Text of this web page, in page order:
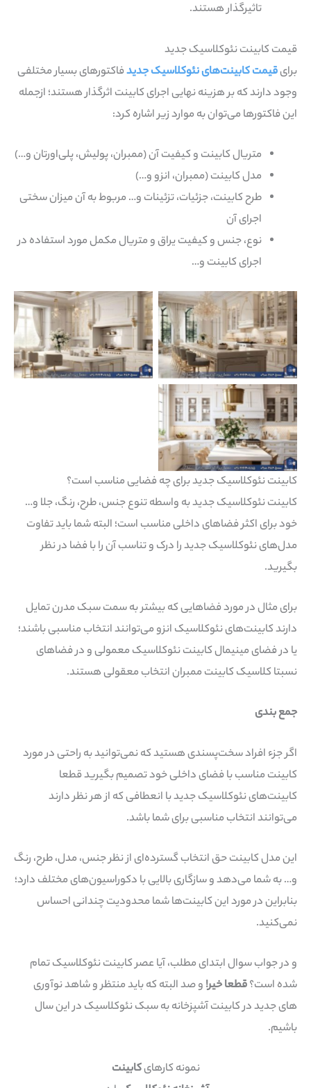
تاثیرگذار هستند.
قیمت کابینت نئوکلاسیک جدید
برایقیمت کابینت‌های نئوکلاسیک جدیدفاکتورهای بسیار مختلفی
وجود دارند که بر هزینه نهایی اجرای کابینت اثرگذار هستند؛ ازجمله
این فاکتورها می‌توان به موارد زیر اشاره کرد:
متریال کابینت و کیفیت آن (ممبران، پولیش، پلی‌اورتان و…)
مدل کابینت (ممبران، انزو و…)
طرح کابینت، جزئیات، تزئینات و… مربوط به آن میزان سختی
اجرای آن
نوع، جنس و کیفیت یراق و متریال مکمل مورد استفاده در
اجرای کابینت و…
Nimarchy.com – کابینت
نئوکلاسیک جدید
Nimarchy.com – کابینت
نئوکلاسیک جدید
Nimarchy.com – کابینت
نئوکلاسیک جدید
کابینت نئوکلاسیک جدید برای چه فضایی مناسب است؟
کابینت نئوکلاسیک جدید به واسطه تنوع جنس، طرح، رنگ، جلا و…
خود برای اکثر فضاهای داخلی مناسب است؛ البته شما باید تفاوت
مدل‌های نئوکلاسیک جدید را درک و تناسب آن را با فضا در نظر
بگیرید.
برای مثال در مورد فضاهایی که بیشتر به سمت سبک مدرن تمایل
دارند کابینت‌های نئوکلاسیک انزو می‌توانند انتخاب مناسبی باشند؛
یا در فضای مینیمال کابینت نئوکلاسیک معمولی و در فضاهای
نسبتا کلاسیک کابینت ممبران انتخاب معقولی هستند.
جمع بندی
اگر جزء افراد سخت‌پسندی هستید که نمی‌توانید به راحتی در مورد
کابینت مناسب با فضای داخلی خود تصمیم بگیرید قطعا
کابینت‌های نئوکلاسیک جدید با انعطافی که از هر نظر دارند
می‌توانند انتخاب مناسبی برای شما باشد.
این مدل کابینت حق انتخاب گسترده‌ای از نظر جنس، مدل، طرح، رنگ
و… به شما می‌دهد و سازگاری بالایی با دکوراسیون‌های مختلف دارد؛
بنابراین در مورد این کابینت‌ها شما محدودیت چندانی احساس
نمی‌کنید.
و در جواب سوال ابتدای مطلب، آیا عصر کابینت نئوکلاسیک تمام
شده است؟قطعا خیر! و صد البته که باید منتظر و شاهد نوآوری
های جدید در کابینت آشپزخانه به سبک نئوکلاسیک در این سال
باشیم.
نمونه کارهایکابینت